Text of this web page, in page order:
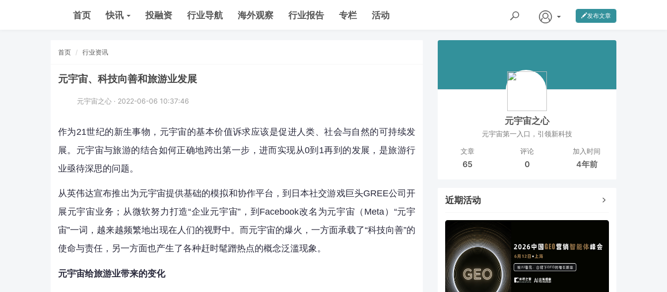
首页 快讯 投融资 行业导航 海外观察 行业报告 专栏 活动 发布文章
首页 行业资讯
元宇宙、科技向善和旅游业发展
元宇宙之心 · 2022-06-06 10:37:46
作为21世纪的新生事物，元宇宙的基本价值诉求应该是促进人类、社会与自然的可持续发
展。元宇宙与旅游的结合如何正确地跨出第一步，进而实现从0到1再到的发展，是旅游行
业亟待深思的问题。
从英伟达宣布推出为元宇宙提供基础的模拟和协作平台，到日本社交游戏巨头GREE公司开
展元宇宙业务；从微软努力打造“企业元宇宙”，到Facebook改名为元宇宙（Meta）“元宇
宙”一词，越来越频繁地出现在人们的视野中。而元宇宙的爆火，一方面承载了“科技向善”的
使命与责任，另一方面也产生了各种赶时髦蹭热点的概念泛滥现象。
元宇宙给旅游业带来的变化
元宇宙之心
元宇宙第一入口，引领新科技
文章
65
评论
0
加入时间
4年前
近期活动